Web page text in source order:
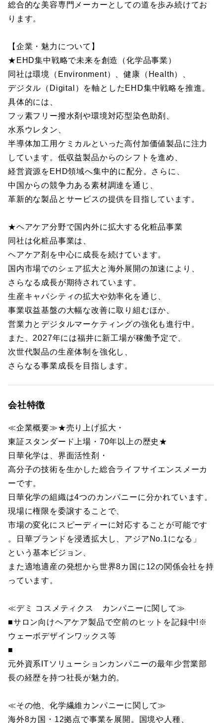
総合的な美容専門メーカーとしての道を歩み続けてお
ります。
【企業・魅力について】
★EHD集中戦略で未来を創造（化学品事業）
同社は環境（Environment）、健康（Health）、
デジタル（Digital）を軸としたEHD集中戦略を推進。
具体的には、
フッ素フリー撥水剤や環境対応型染色助剤、
水系ウレタン、
半導体加工用ケミカルといった高付加価値製品に注力
しています。低収益製品からのシフトを進め、
経営資源をEHD領域へ集中的に配分。さらに、
中国からの競争力ある素材調達を通じ、
革新的な製品とサービスの提供を目指しています。
★ヘアケア分野で国内外に拡大する化粧品事業
同社は化粧品事業は、
ヘアケア剤を中心に成長を続けています。
国内市場でのシェア拡大と海外展開の加速により、
さらなる成長が期待されています。
生産キャパシティの拡大や効率化を通じ、
事業収益基盤の大幅な改善に取り組むほか、
営業力とデジタルマーケティングの強化も進行中。
また、2027年には福井に新工場が稼働予定で、
次世代製品の生産体制を強化し、
さらなる事業成長を目指します。
会社特徴
≪企業概要≫★売り上げ拡大・
東証スタンダード上場・70年以上の歴史★
日華化学は、界面活性剤・
高分子の技術を生かした総合ライフサイエンスメーカ
ーです。
日華化学の組織は4つのカンパニーに分かれています。
現場に権限を委譲することで、
市場の変化にスピーディーに対応することが可能です
。日華ブランドを浸透拡大し、アジアNo.1になる」
という基本ビジョン、
また適地適産の発想から世界8カ国に12の関係会社を持
っています。
≪デミ コスメティクス カンパニーに関して≫
■サロン向けヘアケア製品で空前のヒットを記録中!※
ウェーボデザインワックス等
■
元外資系ITソリューションカンパニーの最年少営業部
長の経歴を持つ社長が魅力的。
≪その他、化学繊維カンパニーに関して≫
海外8カ国・12拠点で事業を展開。国境や人種、